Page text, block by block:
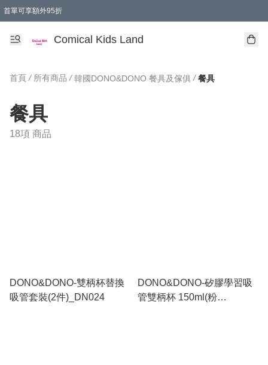
首單可享額外95折
Comical Kids Land
首頁 / 所有商品 / 韓國DONO&DONO 餐具及傢俱 / 餐具
餐具
18項 商品
DONO&DONO-雙柄杯替換
吸管套裝(2件)_DN024
DONO&DONO-矽膠學習吸
管雙柄杯 150ml(粉